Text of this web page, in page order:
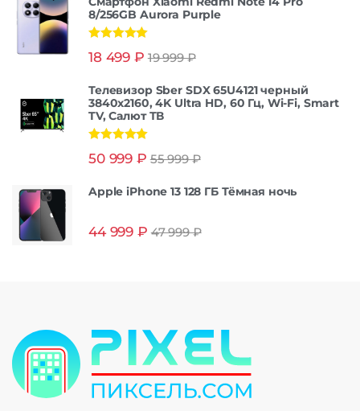
8/256GB Aurora Purple
из 5
18 499 ₽ 19 999₽
Телевизор Sber SDX 65U4121 черный
3840x2160, 4K Ultra HD, 60 Гц, Wi-Fi, Smart
TV, Салют ТВ
из 5
50 999 ₽ 55 999₽
Apple iPhone 13 128 ГБ Тёмная ночь
44 999 ₽ 47 999₽